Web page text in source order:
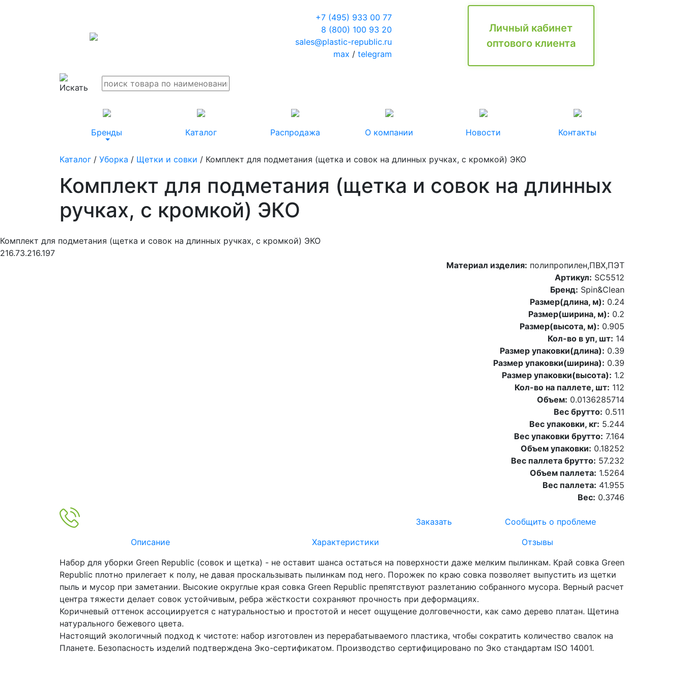
+7 (495) 933 00 77
8 (800) 100 93 20
sales@plastic-republic.ru
max / telegram
Личный кабинет
оптового клиента
Бренды Каталог Распродажа О компании Новости Контакты
Каталог / Уборка / Щетки и совки / Комплект для подметания (щетка и совок на длинных ручках, с кромкой) ЭКО
Комплект для подметания (щетка и совок на длинных
ручках, с кромкой) ЭКО
Комплект для подметания (щетка и совок на длинных ручках, с кромкой) ЭКО
216.73.216.197
Материал изделия: полипропилен,ПВХ,ПЭТ
Артикул: SC5512
Бренд: Spin&Clean
Размер(длина, м): 0.24
Размер(ширина, м): 0.2
Размер(высота, м): 0.905
Кол-во в уп, шт: 14
Размер упаковки(длина): 0.39
Размер упаковки(ширина): 0.39
Размер упаковки(высота): 1.2
Кол-во на паллете, шт: 112
Объем: 0.0136285714
Вес брутто: 0.511
Вес упаковки, кг: 5.244
Вес упаковки брутто: 7.164
Объем упаковки: 0.18252
Вес паллета брутто: 57.232
Объем паллета: 1.5264
Вес паллета: 41.955
Вес: 0.3746
Заказать
Сообщить о проблеме
Описание
Характеристики
Отзывы
Набор для уборки Green Republic (совок и щетка) - не оставит шанса остаться на поверхности даже мелким пылинкам. Край совка Green
Republic плотно прилегает к полу, не давая проскальзывать пылинкам под него. Порожек по краю совка позволяет выпустить из щетки
пыль и мусор при заметании. Высокие округлые края совка Green Republic препятствуют разлетанию собранного мусора. Верный расчет
центра тяжести делает совок устойчивым, ребра жёсткости сохраняют прочность при деформациях.
Коричневый оттенок ассоциируется с натуральностью и простотой и несет ощущение долговечности, как само дерево платан. Щетина
натурального бежевого цвета.
Настоящий экологичный подход к чистоте: набор изготовлен из перерабатываемого пластика, чтобы сократить количество свалок на
Планете. Безопасность изделий подтверждена Эко-сертификатом. Производство сертифицировано по Эко стандартам ISO 14001.